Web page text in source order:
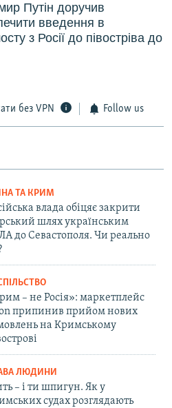
Путін доручив
введення в
з Росії до півостріва до
без VPN Follow us
ТА КРИМ
влада обіцяє закрити
шлях українським
до Севастополя. Чи реально
– не Росія»: маркетплейс
припинив прийом нових
на Кримському
ЛЮДИНИ
– і ти шпигун. Як у
судах розглядають